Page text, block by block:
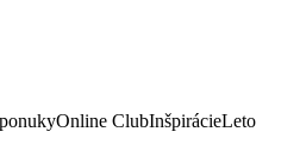
Online ClubInšpirácieLeto